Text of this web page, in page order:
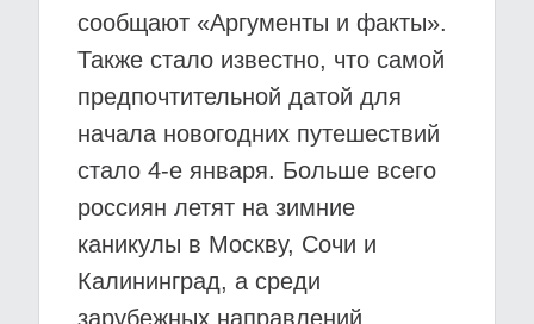
сообщают «Аргументы и факты».
Также стало известно, что самой
предпочтительной датой для
начала новогодних путешествий
стало 4-е января. Больше всего
россиян летят на зимние
каникулы в Москву, Сочи и
Калининград, а среди
зарубежных направлений